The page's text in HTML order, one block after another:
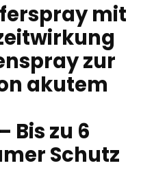
mit
zur
akutem
Bis zu 6
Schutz